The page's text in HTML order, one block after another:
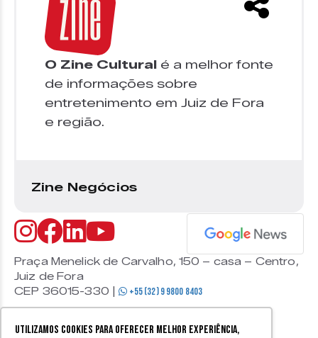
Utilizamos cookies para oferecer melhor experiência,
O Zine Cultural é a melhor fonte
de informações sobre
entretenimento em Juiz de Fora
e região.
Zine Negócios
Praça Menelick de Carvalho, 150 – casa – Centro,
Juiz de Fora
CEP 36015-330 |
+55 (32) 9 9800 8403